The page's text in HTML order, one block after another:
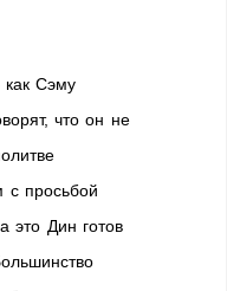
как Сэму
что он не
с просьбой
это Дин готов